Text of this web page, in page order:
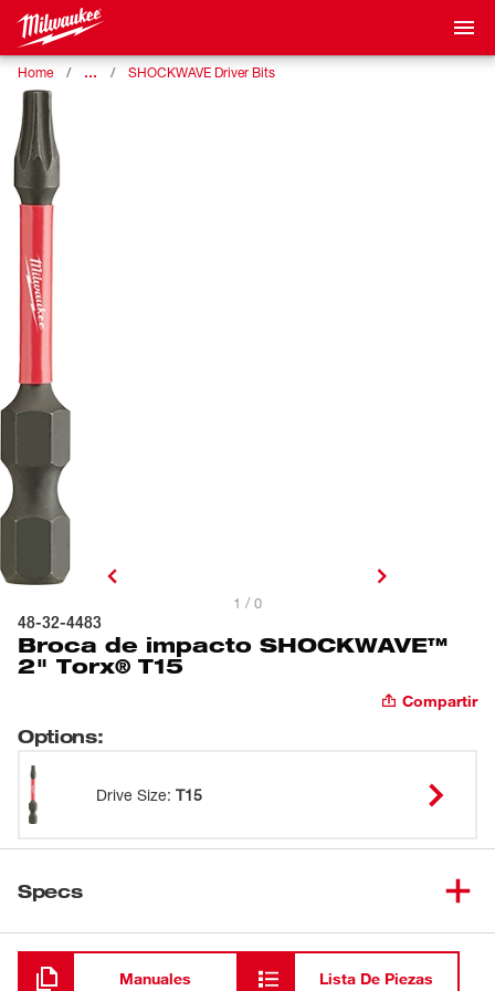
Home … SHOCKWAVE Driver Bits
1 / 0
48-32-4483
Broca de impacto SHOCKWAVE™
2" Torx® T15
Compartir
Options:
Drive Size: T15
Specs
Cargando
Manuales Lista De Piezas